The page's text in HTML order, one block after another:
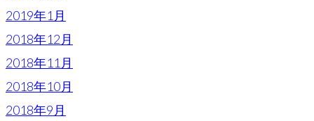
2019年1月
2018年12月
2018年11月
2018年10月
2018年9月